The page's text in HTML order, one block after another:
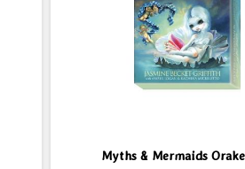
Myths & Mermaids